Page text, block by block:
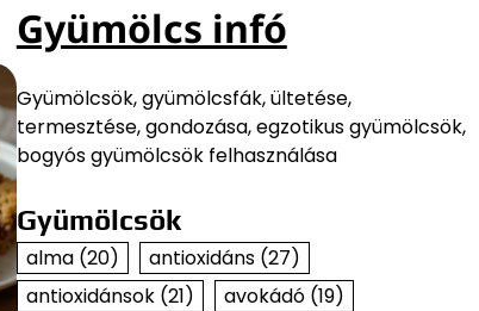
Gyümölcs infó
Gyümölcsök, gyümölcsfák, ültetése,
termesztése, gondozása, egzotikus gyümölcsök,
bogyós gyümölcsök felhasználása
Gyümölcsök
alma(20) antioxidáns(27)
antioxidánsok(21) avokádó(19)